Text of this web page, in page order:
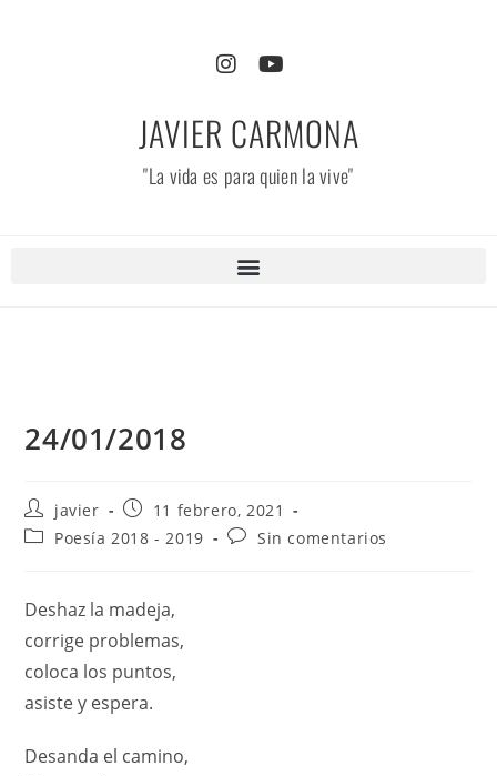
JAVIER CARMONA
"La vida es para quien la vive"
24/01/2018
javier
11 febrero, 2021
Poesía 2018 - 2019
Sin comentarios
Deshaz la madeja,
corrige problemas,
coloca los puntos,
asiste y espera.
Desanda el camino,